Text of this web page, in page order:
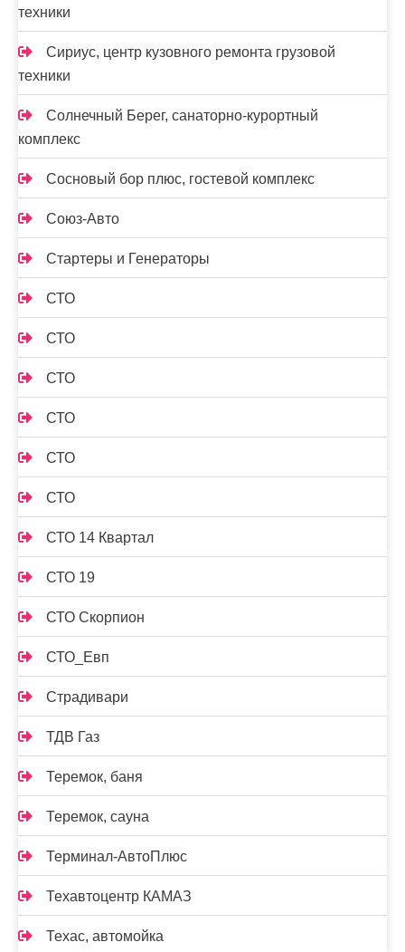
техники
Сириус, центр кузовного ремонта грузовой
техники
Солнечный Берег, санаторно-курортный
комплекс
Сосновый бор плюс, гостевой комплекс
Союз-Авто
Стартеры и Генераторы
СТО
СТО
СТО
СТО
СТО
СТО
СТО 14 Квартал
СТО 19
СТО Скорпион
СТО_Евп
Страдивари
ТДВ Газ
Теремок, баня
Теремок, сауна
Терминал-АвтоПлюс
Техавтоцентр КАМАЗ
Техас, автомойка